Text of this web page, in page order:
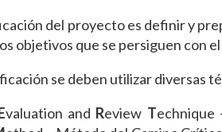
del proyecto es definir y
objetivos que se persiguen con
se deben utilizar diversas
valuation and Review Technique